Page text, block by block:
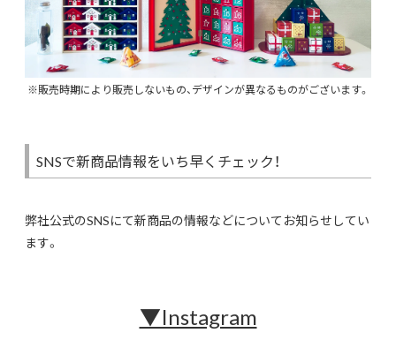
※販売時期により販売しないもの、デザインが異なるものがございます。
SNSで新商品情報をいち早くチェック！
弊社公式のSNSにて新商品の情報などについてお知らせしてい
ます。
▼Instagram